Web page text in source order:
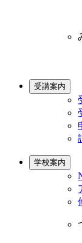
受講案内
学校案内